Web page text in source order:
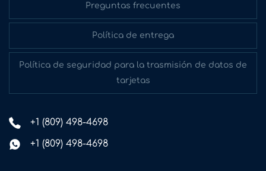
Preguntas frecuentes
Política de entrega
Política de seguridad para la trasmisión de datos de
tarjetas
+1 (809) 498-4698
+1 (809) 498-4698